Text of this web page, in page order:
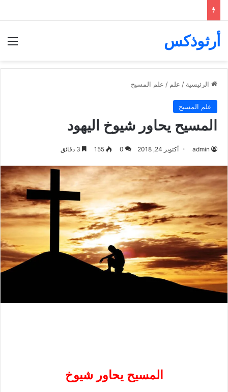
أرثوذكس
الرئيسية / علم / علم المسيح
علم المسيح
المسيح يحاور شيوخ اليهود
admin أكتوبر 24, 2018 0
155
المسيح يحاور شيوخ